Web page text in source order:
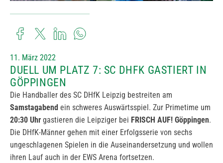
11. März 2022
DUELL UM PLATZ 7: SC DHFK GASTIERT IN
GÖPPINGEN
Die Handballer des SC DHfK Leipzig bestreiten am
Samstagabend ein schweres Auswärtsspiel. Zur Primetime um
20:30 Uhr gastieren die Leipziger bei FRISCH AUF! Göppingen.
Die DHfK-Männer gehen mit einer Erfolgsserie von sechs
ungeschlagenen Spielen in die Auseinandersetzung und wollen
ihren Lauf auch in der EWS Arena fortsetzen.